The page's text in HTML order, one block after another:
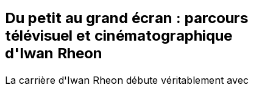
Du petit au grand écran : parcours
télévisuel et cinématographique
d'Iwan Rheon
La carrière d'Iwan Rheon débute véritablement avec